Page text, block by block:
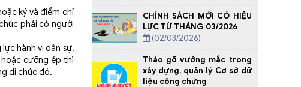
ký và điểm chỉ
phải có người
hành vi dân sự,
cưỡng ép thì
di chúc đó.
CHÍNH SÁCH MỚI CÓ HIỆU
LỰC TỪ THÁNG 03/2026
(02/03/2026)
Tháo gỡ vướng mắc trong
xây dựng, quản lý Cơ sở dữ
liệu công chứng